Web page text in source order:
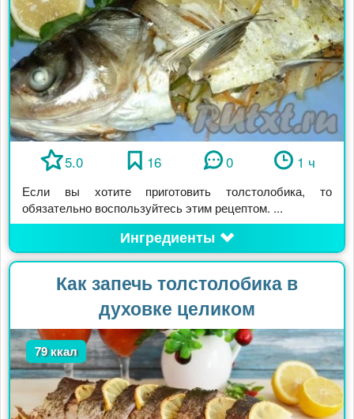
5.0 16 0 1 ч
Если вы хотите приготовить толстолобика, то
обязательно воспользуйтесь этим рецептом. ...
Ингредиенты
Как запечь толстолобика в
духовке целиком
79 ккал